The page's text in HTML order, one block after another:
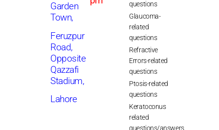
Garden
Town,
Feruzpur
Road,
Opposite
Qazzafi
Stadium,
Lahore
questions
Glaucoma-
related
questions
Refractive
Errors-related
questions
Ptosis-related
questions
Keratoconus
related
questions/answers